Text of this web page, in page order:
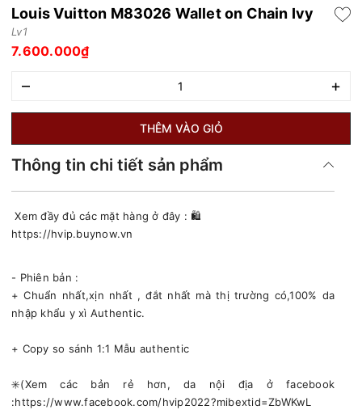
Louis Vuitton M83026 Wallet on Chain Ivy
Lv1
7.600.000₫
– +
THÊM VÀO GIỎ
Thông tin chi tiết sản phẩm
Xem đầy đủ các mặt hàng ở đây : 🛍
https://hvip.buynow.vn
- Phiên bản :
+ Chuẩn nhất,xịn nhất , đắt nhất mà thị trường có,100% da
nhập khẩu y xì Authentic.
+ Copy so sánh 1:1 Mẫu authentic
✳️(Xem các bản rẻ hơn, da nội địa ở facebook
:https://www.facebook.com/hvip2022?mibextid=ZbWKwL